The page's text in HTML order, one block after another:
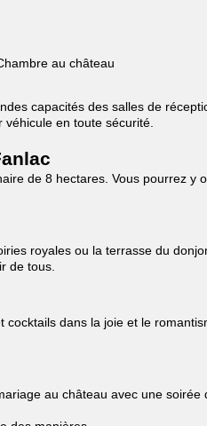
au château
capacités des salles de
en toute sécurité.
de 8 hectares. Vous pourrez
royales ou la terrasse du
de tous.
dans la joie et le
au château avec une